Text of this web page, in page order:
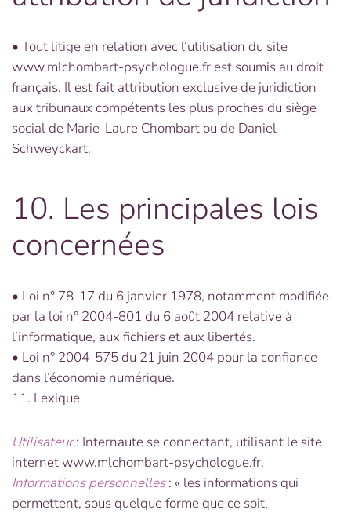
• Tout litige en relation avec l’utilisation du site
www.mlchombart-psychologue.fr est soumis au droit
français. Il est fait attribution exclusive de juridiction
aux tribunaux compétents les plus proches du siège
social de Marie-Laure Chombart ou de Daniel
Schweyckart.
10. Les principales lois
concernées
• Loi n° 78-17 du 6 janvier 1978, notamment modifiée
par la loi n° 2004-801 du 6 août 2004 relative à
l’informatique, aux fichiers et aux libertés.
• Loi n° 2004-575 du 21 juin 2004 pour la confiance
dans l’économie numérique.
11. Lexique
Utilisateur: Internaute se connectant, utilisant le site
internet www.mlchombart-psychologue.fr.
Informations personnelles: « les informations qui
permettent, sous quelque forme que ce soit,